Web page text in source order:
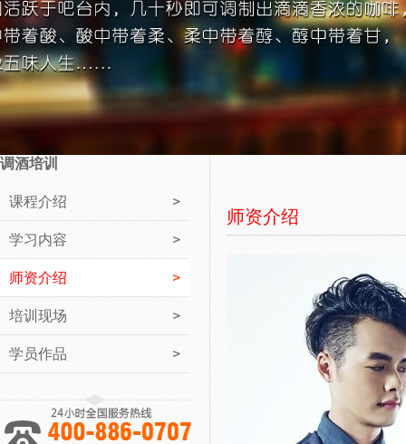
调酒培训
课程介绍
学习内容
师资介绍
培训现场
学员作品
师资介绍